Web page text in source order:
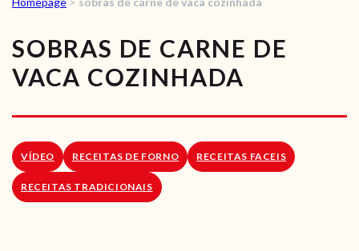
RECEITAS
VÍDEOS
RECEITAS VEGGIE
LOJA ONLINE
SOBRAS DE CARNE DE
VACA COZINHADA
VÍDEO RECEITAS DE FORNO RECEITAS FACEIS
RECEITAS TRADICIONAIS